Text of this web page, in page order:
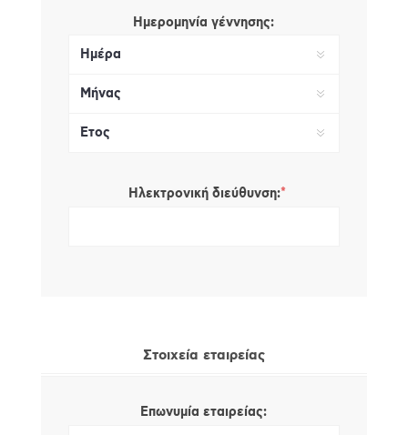
Ημερομηνία γέννησης:
Ηλεκτρονική διεύθυνση:*
Στοιχεία εταιρείας
Επωνυμία εταιρείας: